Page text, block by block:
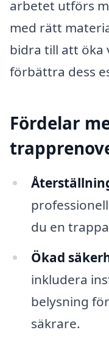
arbetet utförs
med rätt
bidra till att öka
förbättra dess
Fördelar
du en
Ökad
inkludera
belysning
säkrare.